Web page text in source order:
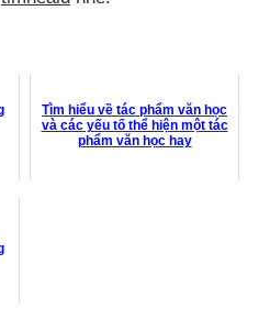
Tìm hiểu về tác phẩm văn học
và các yếu tố thể hiện một tác
phẩm văn học hay